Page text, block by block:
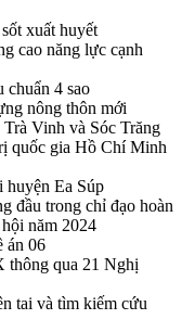
xuất huyết
cao năng lực cạnh
chuẩn 4 sao
nông thôn mới
Vinh và Sóc Trăng
quốc gia Hồ Chí Minh
huyện Ea Súp
đầu trong chỉ đạo hoàn
năm 2024
án 06
qua 21 Nghị
tai và tìm kiếm cứu